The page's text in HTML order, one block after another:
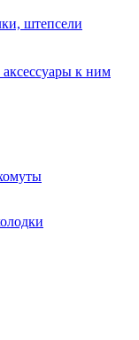
штепсели
к ним